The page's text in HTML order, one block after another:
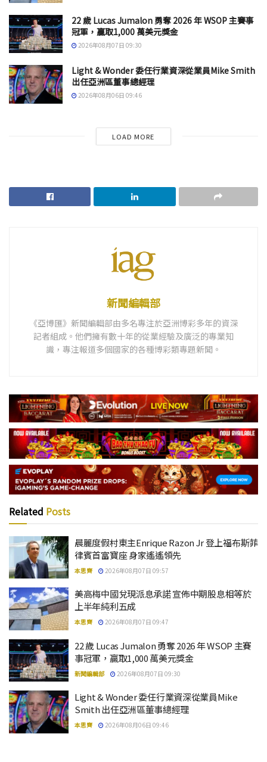
22 歲 Lucas Jumalon 勇奪 2026 年 WSOP 主賽事
冠軍，贏取1,000 萬美元獎金
2026年08月07日 09:30
Light & Wonder 委任行業資深從業員Mike Smith
出任亞洲區董事總經理
2026年08月06日 09:46
LOAD MORE
新聞編輯部
《亞博匯》新聞編輯部由多名專注於亞洲博彩多年的資深
記者組成。他們擁有數十年的從業經驗及廣泛的專業知
識，專注報道多個國家的各種博彩類專題新聞。
Related Posts
晨麗度假村東主Enrique Razon Jr 登上福布斯菲
律賓首富寶座 身家遙遙領先
本思齊 2026年08月07日 09:57
美高梅中國兌現派息承諾 宣佈中期股息相等於
上半年純利五成
本思齊 2026年08月07日 09:47
22 歲 Lucas Jumalon 勇奪 2026 年 WSOP 主賽
事冠軍，贏取1,000 萬美元獎金
新聞編輯部 2026年08月07日 09:30
Light & Wonder 委任行業資深從業員Mike
Smith 出任亞洲區董事總經理
本思齊 2026年08月06日 09:46